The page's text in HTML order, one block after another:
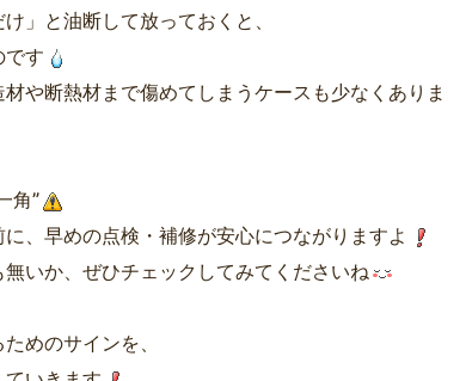
」と油断して放っておくと、
です
や断熱材まで傷めてしまうケースも少なくありま
角”
、早めの点検・補修が安心につながりますよ
いか、ぜひチェックしてみてくださいね
めのサインを、